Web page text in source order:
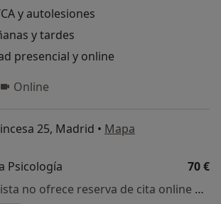
y autolesiones
y tardes
presencial y online
Online
25, Madrid • Mapa
Psicología
70 €
Este especialista no ofrece reserva de cita online en esta dirección.